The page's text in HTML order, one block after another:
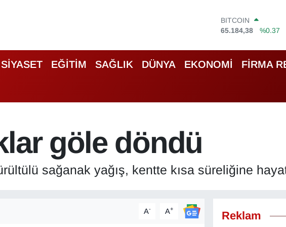
DOLAR
47,7239
%0.01
55,1823
%-0.06
STERLİN
64,4329
%-0.02
BİST100
SİYASET EĞİTİM SAĞLIK DÜNYA EKONOMİ FİRMA
göle döndü
sağanak yağış, kentte kısa süreliğine
A- A+
Reklam